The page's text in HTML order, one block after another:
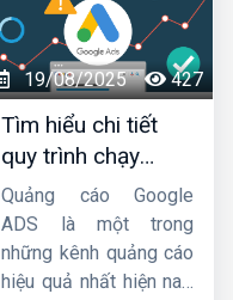
sẽ hướng dẫn cách
chạyquảng cáo GDN
hiệu quả. Mời các bạn
cùng theo dõi.
19/08/2025 427
Tìm hiểu chi tiết
quy trình chạy
quảng cáo google
ads
Quảng cáo Google
ADS là một trong
những kênh quảng cáo
hiệu quả nhất hiện nay.